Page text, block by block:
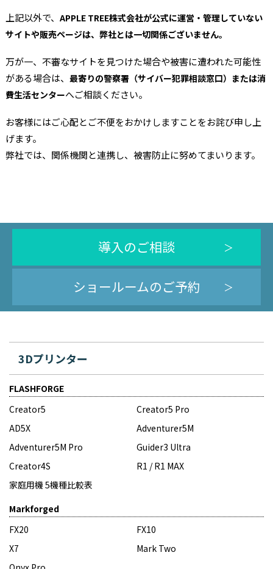
上記以外で、 APPLE TREE株式会社が公式に運営・管理していない
サイトや販売ページは、弊社とは一切関係ございません。
万が一、不審なサイトを見つけた場合や被害に遭われた可能性
がある場合は、 最寄りの警察署（サイバー犯罪相談窓口）または消
費生活センターへご相談ください。
お客様にはご心配とご不便をおかけしますことをお詫び申し上
げます。
弊社では、関係機関と連携し、被害防止に努めてまいります。
導入のご相談
ショールームのご予約
3Dプリンター
FLASHFORGE
Creator5
Creator5 Pro
AD5X
Adventurer5M
Adventurer5M Pro
Guider3 Ultra
Creator4S
R1 / R1 MAX
家庭用機 5機種比較表
Markforged
FX20
FX10
X7
Mark Two